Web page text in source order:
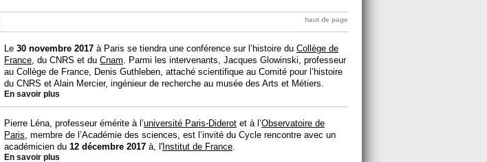
haut de page
Le 30 novembre 2017 à Paris se tiendra une conférence sur l’histoire du Collège de
France , du CNRS et du Cnam . Parmi les intervenants, Jacques Glowinski, professeur
au Collège de France, Denis Guthleben, attaché scientifique au Comité pour l’histoire
du CNRS et Alain Mercier, ingénieur de recherche au musée des Arts et Métiers.
En savoir plus
Pierre Léna, professeur émérite à l’université Paris-Diderot et à l’Observatoire de
Paris , membre de l’Académie des sciences, est l’invité du Cycle rencontre avec un
académicien du 12 décembre 2017 à, l'Institut de France
En savoir plus